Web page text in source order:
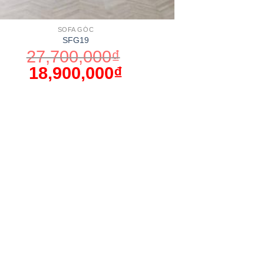
SOFA GÓC
SFG19
27,700,000₫
18,900,000₫